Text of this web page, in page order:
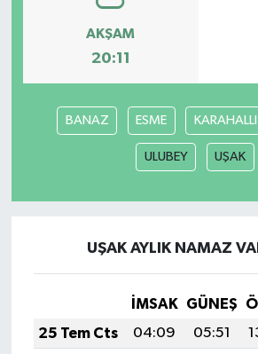
AKŞAM
20:11
BANAZ ESME KARAHALLI
ULUBEY UŞAK
UŞAK AYLIK NAMAZ
İMSAK GÜNEŞ
25 Tem Cts
04:09 05:51
MEDYA
SEÇİM 2011
ÜÇÜNCÜ SAYFA
BİLİMNET
Yemek
SİVİL TOPLUM
SEÇİM 2014